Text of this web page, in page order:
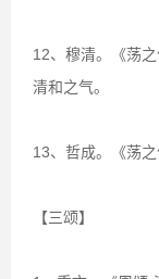
12、穆清。《荡
清和之气。
13、哲成。《荡之
【三颂】